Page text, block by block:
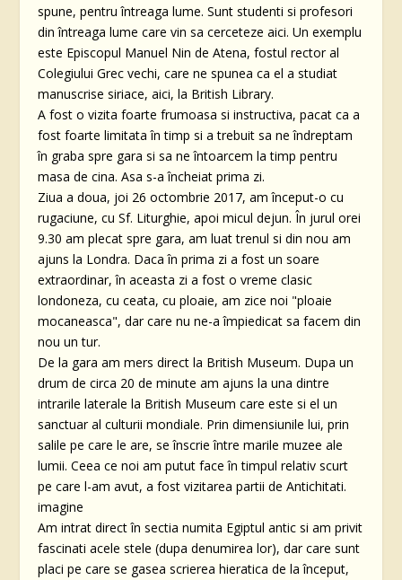
spune, pentru întreaga lume. Sunt studenti si profesori
din întreaga lume care vin sa cerceteze aici. Un exemplu
este Episcopul Manuel Nin de Atena, fostul rector al
Colegiului Grec vechi, care ne spunea ca el a studiat
manuscrise siriace, aici, la British Library.
A fost o vizita foarte frumoasa si instructiva, pacat ca a
fost foarte limitata în timp si a trebuit sa ne îndreptam
în graba spre gara si sa ne întoarcem la timp pentru
masa de cina. Asa s-a încheiat prima zi.
Ziua a doua, joi 26 octombrie 2017, am început-o cu
rugaciune, cu Sf. Liturghie, apoi micul dejun. În jurul orei
9.30 am plecat spre gara, am luat trenul si din nou am
ajuns la Londra. Daca în prima zi a fost un soare
extraordinar, în aceasta zi a fost o vreme clasic
londoneza, cu ceata, cu ploaie, am zice noi "ploaie
mocaneasca", dar care nu ne-a împiedicat sa facem din
nou un tur.
De la gara am mers direct la British Museum. Dupa un
drum de circa 20 de minute am ajuns la una dintre
intrarile laterale la British Museum care este si el un
sanctuar al culturii mondiale. Prin dimensiunile lui, prin
salile pe care le are, se înscrie între marile muzee ale
lumii. Ceea ce noi am putut face în timpul relativ scurt
pe care l-am avut, a fost vizitarea partii de Antichitati.
imagine
Am intrat direct în sectia numita Egiptul antic si am privit
fascinati acele stele (dupa denumirea lor), dar care sunt
placi pe care se gasea scrierea hieratica de la început,